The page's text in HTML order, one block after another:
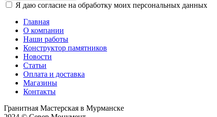
Я даю согласие на обработку моих персональных данных
Главная
О компании
Наши работы
Конструктор памятников
Новости
Статьи
Оплата и доставка
Магазины
Контакты
Гранитная Мастерская в Мурманске